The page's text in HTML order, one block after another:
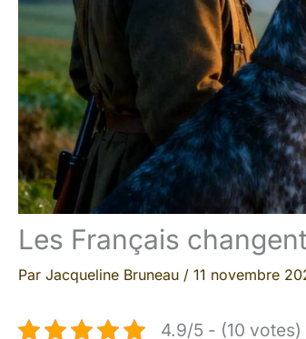
Les Français
Par Jacqueline Bruneau / 11 novembre
4.9/5 - (10 votes)